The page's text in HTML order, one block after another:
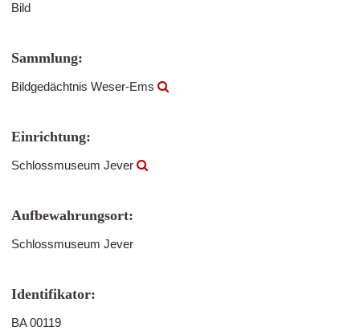
Bild
Sammlung:
Bildgedächtnis Weser-Ems
Einrichtung:
Schlossmuseum Jever
Aufbewahrungsort:
Schlossmuseum Jever
Identifikator:
BA 00119